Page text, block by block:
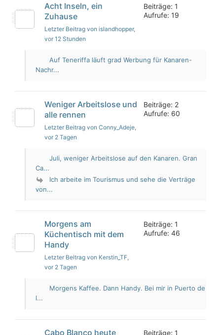
Acht Inseln, ein
Zuhause
Letzter Beitrag von islandhopper,
vor 12 Stunden
Beiträge: 1
Aufrufe: 19
Auf Teneriffa läuft grad Werbung für Kanaren-
Nachr...
Weniger Arbeitslose und
alle rennen
Letzter Beitrag von Conny_Adeje,
vor 2 Tagen
Beiträge: 2
Aufrufe: 60
Juli, weniger Arbeitslose auf den Kanaren. Gran
Ca...
Ich arbeite im Tourismus und sehe die Verträge
von...
Morgens am
Küchentisch mit dem
Handy
Letzter Beitrag von Kerstin_TF,
vor 2 Tagen
Beiträge: 1
Aufrufe: 46
Morgens Kaffee. Dann Handy. Bei mir in Puerto de
l...
Cabo Blanco heute
Beiträge: 1